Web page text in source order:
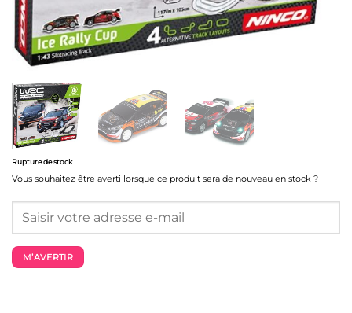
Rupture de stock
Vous souhaitez être averti lorsque ce produit sera de nouveau en stock ?
M’AVERTIR